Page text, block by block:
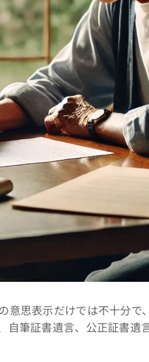
思表示だけでは不十分で
自筆証書遺言、公正証書遺